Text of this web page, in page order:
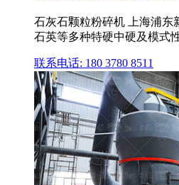
石灰石颗粒粉碎机 上海浦东
石英等多种特硬中硬及模式
联系电话: 180 3780 8511